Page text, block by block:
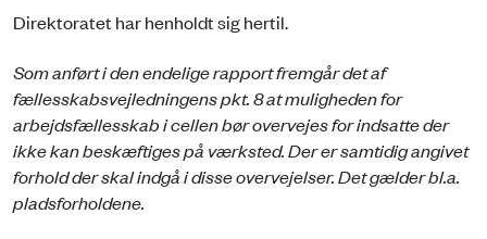
Direktoratet har henholdt sig hertil.
Som anført i den endelige rapport fremgår det af
fællesskabsvejledningens pkt. 8 at muligheden for
arbejdsfællesskab i cellen bør overvejes for indsatte der
ikke kan beskæftiges på værksted. Der er samtidig angivet
forhold der skal indgå i disse overvejelser. Det gælder bl.a.
pladsforholdene.